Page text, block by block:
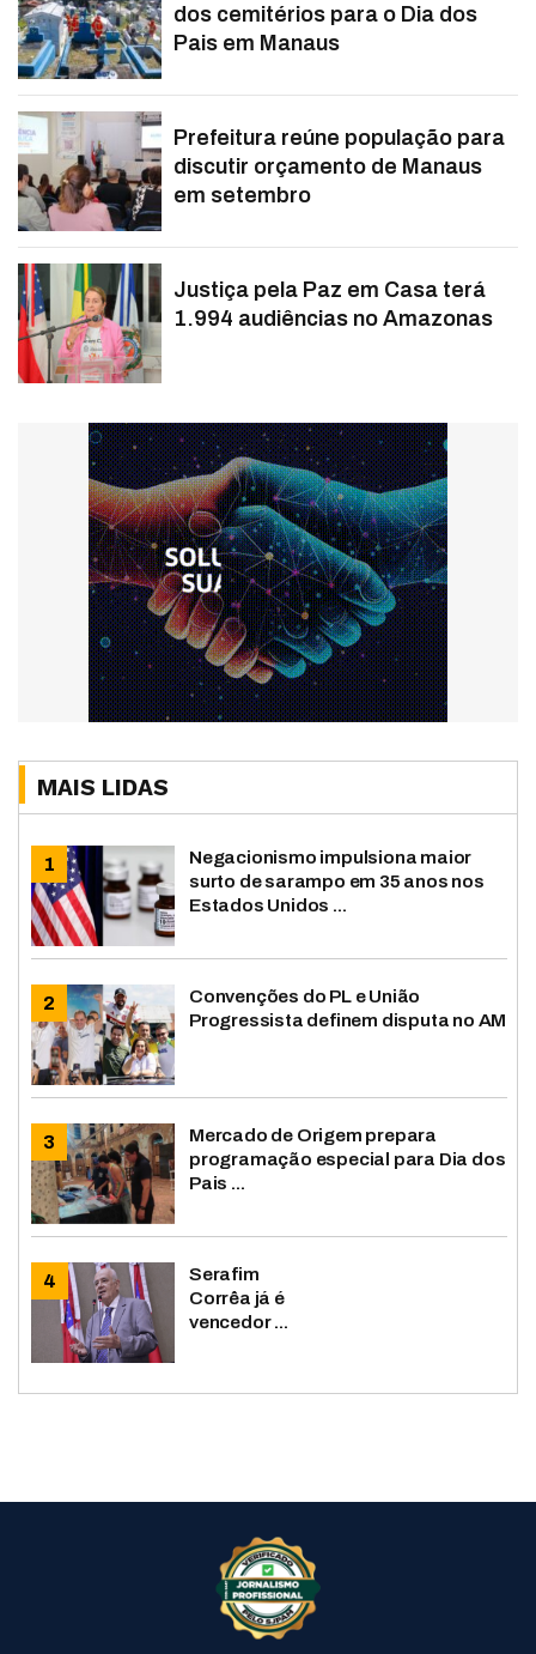
dos cemitérios para o Dia dos
Pais em Manaus
Prefeitura reúne população para
discutir orçamento de Manaus
em setembro
Justiça pela Paz em Casa terá
1.994 audiências no Amazonas
MAIS LIDAS
Negacionismo impulsiona maior
surto de sarampo em 35 anos nos
Estados Unidos ...
Convenções do PL e União
Progressista definem disputa no AM
Mercado de Origem prepara
programação especial para Dia dos
Pais ...
Serafim
Corrêa já é
vencedor ...